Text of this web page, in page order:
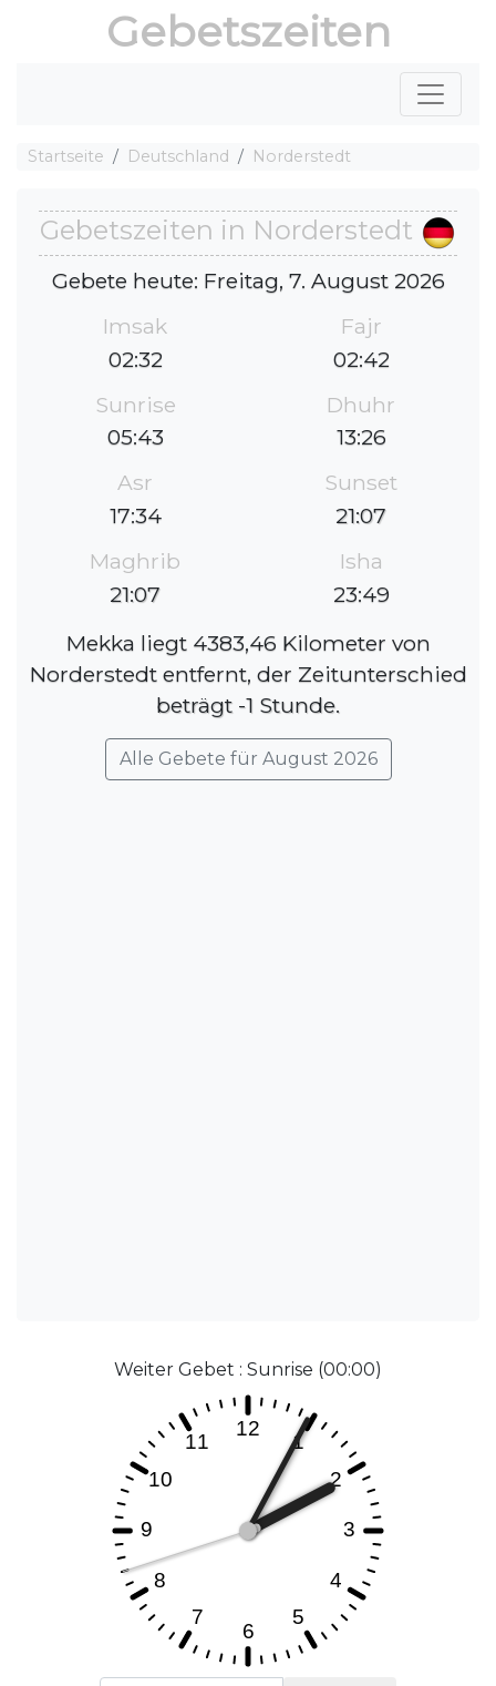
Gebetszeiten
Startseite Deutschland Norderstedt
Gebetszeiten in Norderstedt
Gebete heute: Freitag, 7. August 2026
Imsak
02:32
Fajr
02:42
Sunrise
05:43
Dhuhr
13:26
Asr
17:34
Sunset
21:07
Maghrib
21:07
Isha
23:49
Mekka liegt 4383,46 Kilometer von
Norderstedt entfernt, der Zeitunterschied
beträgt -1 Stunde.
Alle Gebete für August 2026
Weiter Gebet : Sunrise (00:00)